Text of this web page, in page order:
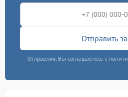
Отправить
Отправляя, Вы соглашаетесь с